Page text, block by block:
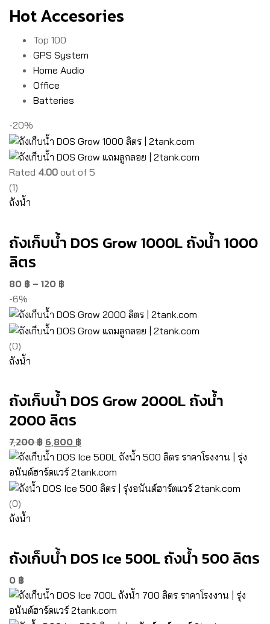
Hot Accesories
Top 100
GPS System
Home Audio
Office
Batteries
-20%
Rated 4.00 out of 5
(1)
ถังน้ำ
ถังเก็บน้ำ DOS Grow 1000L ถังน้ำ 1000
ลิตร
80 ฿ – 120 ฿
-6%
(0)
ถังน้ำ
ถังเก็บน้ำ DOS Grow 2000L ถังน้ำ
2000 ลิตร
7,200฿ 6,800 ฿
(0)
ถังน้ำ
ถังเก็บน้ำ DOS Ice 500L ถังน้ำ 500 ลิตร
0 ฿